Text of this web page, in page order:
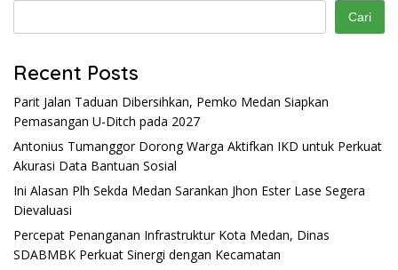
Cari
Recent Posts
Parit Jalan Taduan Dibersihkan, Pemko Medan Siapkan
Pemasangan U-Ditch pada 2027
Antonius Tumanggor Dorong Warga Aktifkan IKD untuk Perkuat
Akurasi Data Bantuan Sosial
Ini Alasan Plh Sekda Medan Sarankan Jhon Ester Lase Segera
Dievaluasi
Percepat Penanganan Infrastruktur Kota Medan, Dinas
SDABMBK Perkuat Sinergi dengan Kecamatan